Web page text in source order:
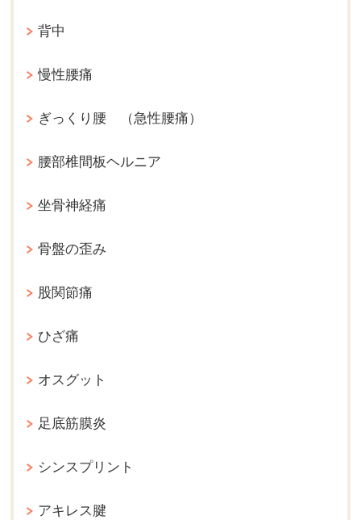
背中
慢性腰痛
ぎっくり腰 （急性腰痛）
腰部椎間板ヘルニア
坐骨神経痛
骨盤の歪み
股関節痛
ひざ痛
オスグット
足底筋膜炎
シンスプリント
アキレス腱